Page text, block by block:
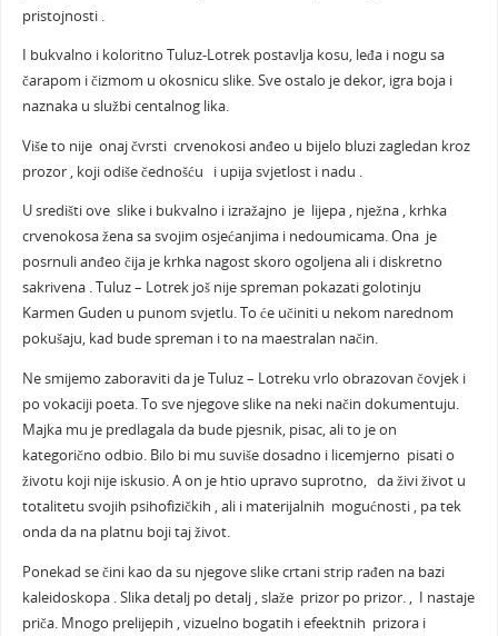
pristojnosti .
I bukvalno i koloritno Tuluz-Lotrek postavlja kosu, leđa i nogu sa
čarapom i čizmom u okosnicu slike. Sve ostalo je dekor, igra boja i
naznaka u službi centalnog lika.
Više to nije onaj čvrsti crvenokosi anđeo u bijelo bluzi zagledan kroz
prozor , koji odiše čednošću i upija svjetlost i nadu .
U središti ove slike i bukvalno i izražajno je lijepa , nježna , krhka
crvenokosa žena sa svojim osjećanjima i nedoumicama. Ona je
posrnuli anđeo čija je krhka nagost skoro ogoljena ali i diskretno
sakrivena . Tuluz – Lotrek još nije spreman pokazati golotinju
Karmen Guden u punom svjetlu. To će učiniti u nekom narednom
pokušaju, kad bude spreman i to na maestralan način.
Ne smijemo zaboraviti da je Tuluz – Lotreku vrlo obrazovan čovjek i
po vokaciji poeta. To sve njegove slike na neki način dokumentuju.
Majka mu je predlagala da bude pjesnik, pisac, ali to je on
kategorično odbio. Bilo bi mu suviše dosadno i licemjerno pisati o
životu koji nije iskusio. A on je htio upravo suprotno, da živi život u
totalitetu svojih psihofizičkih , ali i materijalnih mogućnosti , pa tek
onda da na platnu boji taj život.
Ponekad se čini kao da su njegove slike crtani strip rađen na bazi
kaleidoskopa . Slika detalj po detalj , slaže prizor po prizor. , I nastaje
priča. Mnogo prelijepih , vizuelno bogatih i efeektnih prizora i